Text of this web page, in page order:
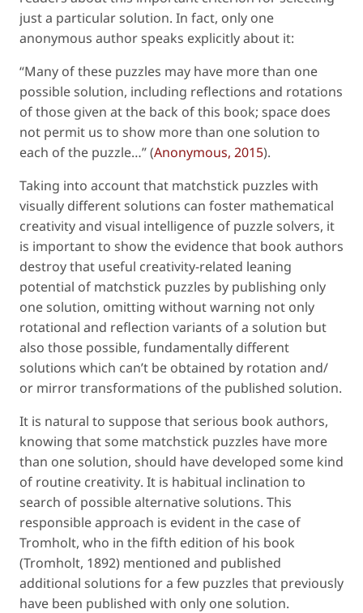
just a particular solution. In fact, only one
anonymous author speaks explicitly about it:
“Many of these puzzles may have more than one
possible solution, including reflections and rotations
of those given at the back of this book; space does
not permit us to show more than one solution to
each of the puzzle…” (Anonymous, 2015).
Taking into account that matchstick puzzles with
visually different solutions can foster mathematical
creativity and visual intelligence of puzzle solvers, it
is important to show the evidence that book authors
destroy that useful creativity-related leaning
potential of matchstick puzzles by publishing only
one solution, omitting without warning not only
rotational and reflection variants of a solution but
also those possible, fundamentally different
solutions which can’t be obtained by rotation and/
or mirror transformations of the published solution.
It is natural to suppose that serious book authors,
knowing that some matchstick puzzles have more
than one solution, should have developed some kind
of routine creativity. It is habitual inclination to
search of possible alternative solutions. This
responsible approach is evident in the case of
Tromholt, who in the fifth edition of his book
(Tromholt, 1892) mentioned and published
additional solutions for a few puzzles that previously
have been published with only one solution.